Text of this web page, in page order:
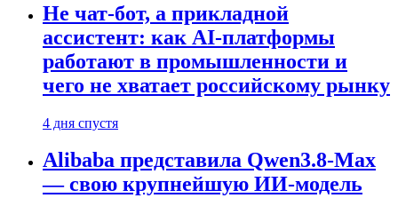
Не чат-бот, а прикладной
ассистент: как AI-платформы
работают в промышленности и
чего не хватает российскому рынку
4 дня спустя
Alibaba представила Qwen3.8-Max
— свою крупнейшую ИИ-модель